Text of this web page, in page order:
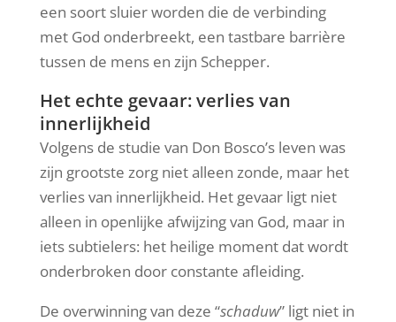
een soort sluier worden die de verbinding
met God onderbreekt, een tastbare barrière
tussen de mens en zijn Schepper.
Het echte gevaar: verlies van
innerlijkheid
Volgens de studie van Don Bosco’s leven was
zijn grootste zorg niet alleen zonde, maar het
verlies van innerlijkheid. Het gevaar ligt niet
alleen in openlijke afwijzing van God, maar in
iets subtielers: het heilige moment dat wordt
onderbroken door constante afleiding.
De overwinning van deze “schaduw” ligt niet in